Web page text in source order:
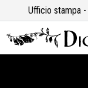
Ufficio stampa